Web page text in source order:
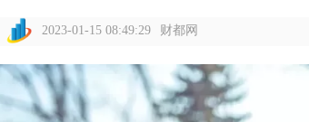
2023-01-15 08:49:29 财都网